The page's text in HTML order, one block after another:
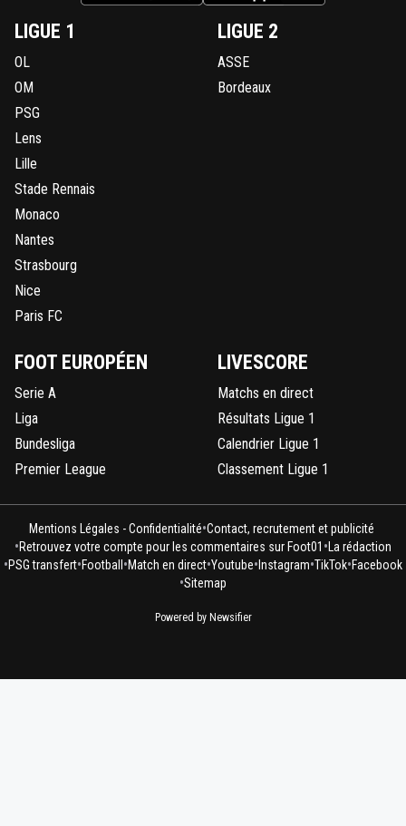
LIGUE 1
OL
OM
PSG
Lens
Lille
Stade Rennais
Monaco
Nantes
Strasbourg
Nice
Paris FC
LIGUE 2
ASSE
Bordeaux
FOOT EUROPÉEN
Serie A
Liga
Bundesliga
Premier League
LIVESCORE
Matchs en direct
Résultats Ligue 1
Calendrier Ligue 1
Classement Ligue 1
Mentions Légales - Confidentialité•Contact, recrutement et publicité
•Retrouvez votre compte pour les commentaires sur Foot01 •La rédaction
•PSG transfert•Football •Match en direct•Youtube• Instagram•TikTok•Facebook
•Sitemap
Powered by Newsifier